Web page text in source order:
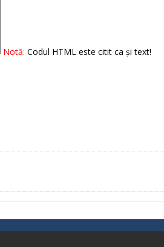
Notă: Codul HTML este citit ca şi text!